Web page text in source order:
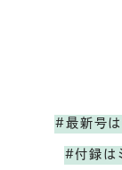
#最新号は
#付録は